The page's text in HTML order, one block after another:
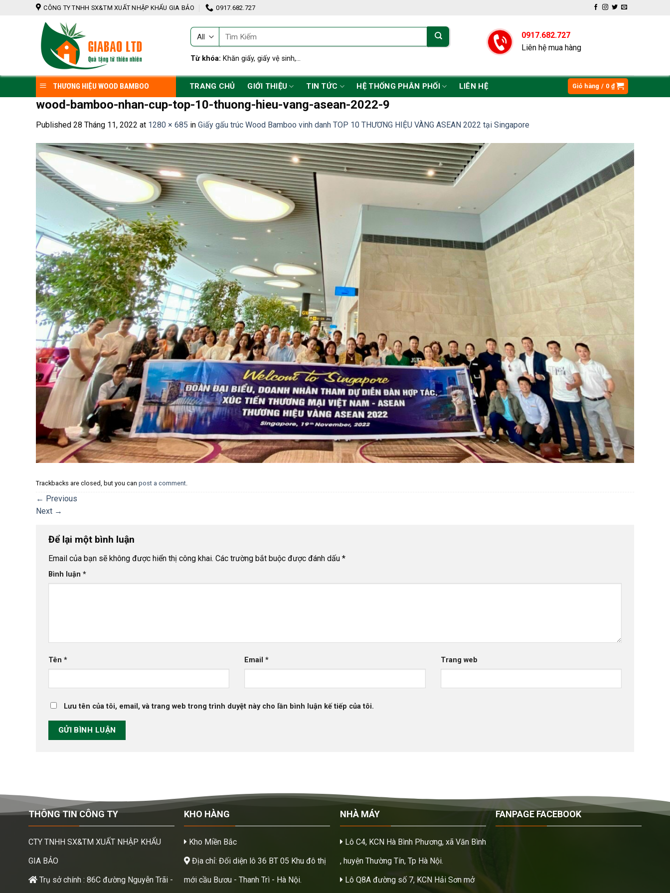
CÔNG TY TNHH SX&TM XUẤT NHẬP KHẨU GIA BẢO 0917.682.727
Tìm
Từ khóa: Khăn giấy, giấy vệ sinh,...
0917.682.727
Liên hệ mua hàng
THƯƠNG HIỆU WOOD BAMBOO TRANG CHỦ GIỚI THIỆU TIN TỨC HỆ THỐNG PHÂN PHỐI LIÊN HỆ Giỏ hàng / 0 ₫
wood-bamboo-nhan-cup-top-10-thuong-hieu-vang-asean-2022-9
Published 28 Tháng 11, 2022 at 1280 × 685 in Giấy gấu trúc Wood Bamboo vinh danh TOP 10 THƯƠNG HIỆU VÀNG ASEAN 2022 tại Singapore
Trackbacks are closed, but you can post a comment
← Previous
Next →
Để lại một bình luận
Email của bạn sẽ không được hiển thị công khai. Các trường bắt buộc được đánh dấu *
Bình luận *
Tên * Email* Trang web
Lưu tên của tôi, email, và trang web trong trình duyệt này cho lần bình luận kế tiếp của tôi.
THÔNG TIN CÔNG TY
CTY TNHH SX&TM XUẤT NHẬP KHẨU
GIA BẢO
Trụ sở chính : 86C đường Nguyễn Trãi -
KHO HÀNG
Kho Miền Bắc
Địa chỉ: Đối diện lô 36 BT 05 Khu đô thị
mới cầu Bươu - Thanh Trì - Hà Nội.
NHÀ MÁY
Lô C4, KCN Hà Bình Phương, xã Văn Bình
, huyện Thường Tín, Tp Hà Nội.
Lô Q8A đường số 7, KCN Hải Sơn mở
FANPAGE FACEBOOK